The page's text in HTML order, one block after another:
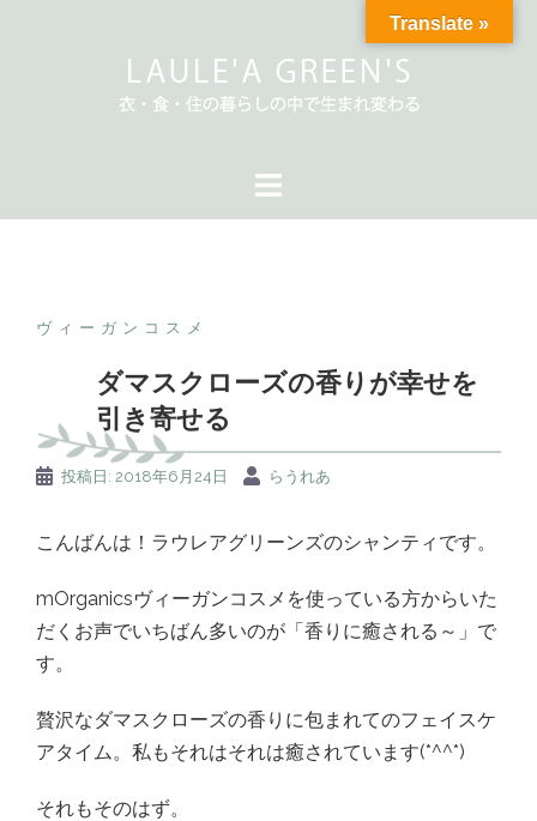
ヴィーガンコスメ
ダマスクローズの香りが幸せを
引き寄せる
投稿日: 2018年6月24日 らうれあ
こんばんは！ラウレアグリーンズのシャンティです。
mOrganicsヴィーガンコスメを使っている方からいた
だくお声でいちばん多いのが「香りに癒される～」で
す。
贅沢なダマスクローズの香りに包まれてのフェイスケ
アタイム。私もそれはそれは癒されています(*^^*)
それもそのはず。
Translate »